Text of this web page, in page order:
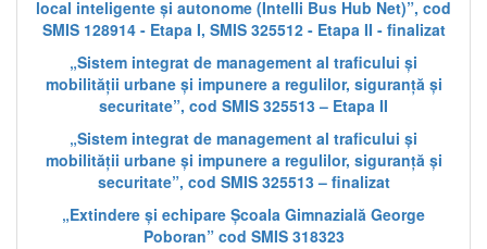
local inteligente și autonome (Intelli Bus Hub Net)”, cod
SMIS 128914 - Etapa I, SMIS 325512 - Etapa II - finalizat
„Sistem integrat de management al traficului și
mobilității urbane și impunere a regulilor, siguranță și
securitate”, cod SMIS 325513 – Etapa II
„Sistem integrat de management al traficului și
mobilității urbane și impunere a regulilor, siguranță și
securitate”, cod SMIS 325513 – finalizat
„Extindere și echipare Școala Gimnazială George
Poboran” cod SMIS 318323